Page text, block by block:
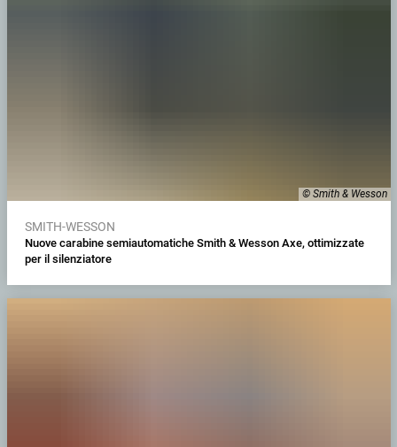
© Smith & Wesson
SMITH-WESSON
Nuove carabine semiautomatiche Smith & Wesson Axe, ottimizzate
per il silenziatore